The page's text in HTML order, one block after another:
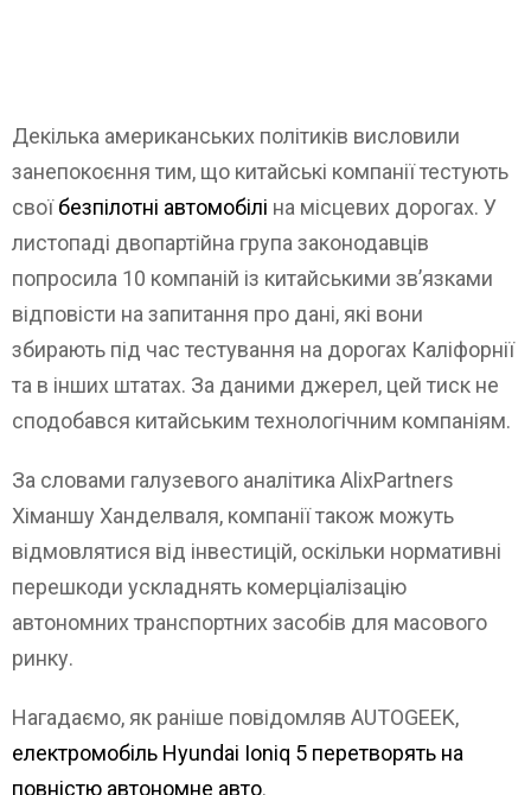
Декілька американських політиків висловили
занепокоєння тим, що китайські компанії тестують
своїбезпілотні автомобілі на місцевих дорогах. У
листопаді двопартійна група законодавців
попросила 10 компаній із китайськими зв’язками
відповісти на запитання про дані, які вони
збирають під час тестування на дорогах Каліфорнії
та в інших штатах. За даними джерел, цей тиск не
сподобався китайським технологічним компаніям.
За словами галузевого аналітика AlixPartners
Хіманшу Ханделваля, компанії також можуть
відмовлятися від інвестицій, оскільки нормативні
перешкоди ускладнять комерціалізацію
автономних транспортних засобів для масового
ринку.
Нагадаємо, як раніше повідомляв AUTOGEEK,
електромобіль Hyundai Ioniq 5 перетворять на
повністю автономне авто.